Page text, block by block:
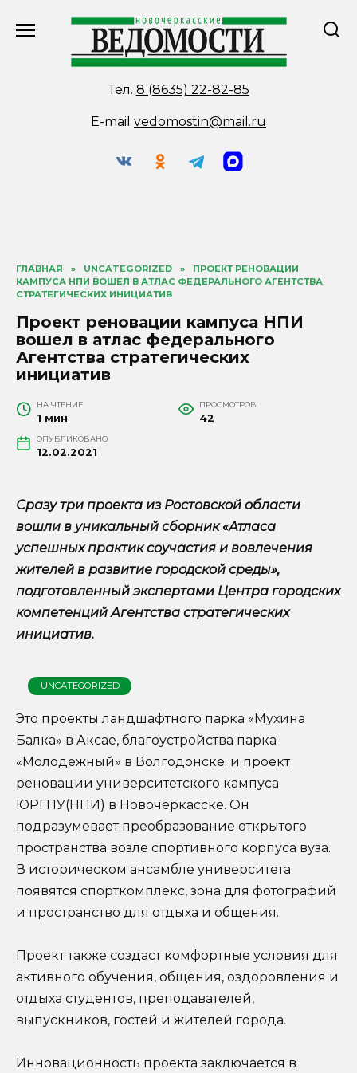
Тел. 8 (8635) 22-82-85
E-mail vedomostin@mail.ru
ГЛАВНАЯ » UNCATEGORIZED »
ПРОЕКТ РЕНОВАЦИИ
КАМПУСА НПИ ВОШЕЛ В АТЛАС ФЕДЕРАЛЬНОГО АГЕНТСТВА
СТРАТЕГИЧЕСКИХ ИНИЦИАТИВ
Проект реновации кампуса НПИ
вошел в атлас федерального
Агентства стратегических
инициатив
НА ЧТЕНИЕ
1 мин
ПРОСМОТРОВ
42
ОПУБЛИКОВАНО
12.02.2021
Сразу три проекта из Ростовской области
вошли в уникальный сборник «Атласа
успешных практик соучастия и вовлечения
жителей в развитие городской среды»,
подготовленный экспертами Центра городских
компетенций Агентства стратегических
инициатив.
UNCATEGORIZED
Это проекты ландшафтного парка «Мухина
Балка» в Аксае, благоустройства парка
«Молодежный» в Волгодонске. и проект
реновации университетского кампуса
ЮРГПУ(НПИ) в Новочеркасске. Он
подразумевает преобразование открытого
пространства возле спортивного корпуса вуза.
В историческом ансамбле университета
появятся спорткомплекс, зона для фотографий
и пространство для отдыха и общения.
Проект также создаст комфортные условия для
активного обучения, общения, оздоровления и
отдыха студентов, преподавателей,
выпускников, гостей и жителей города.
Инновационность проекта заключается в